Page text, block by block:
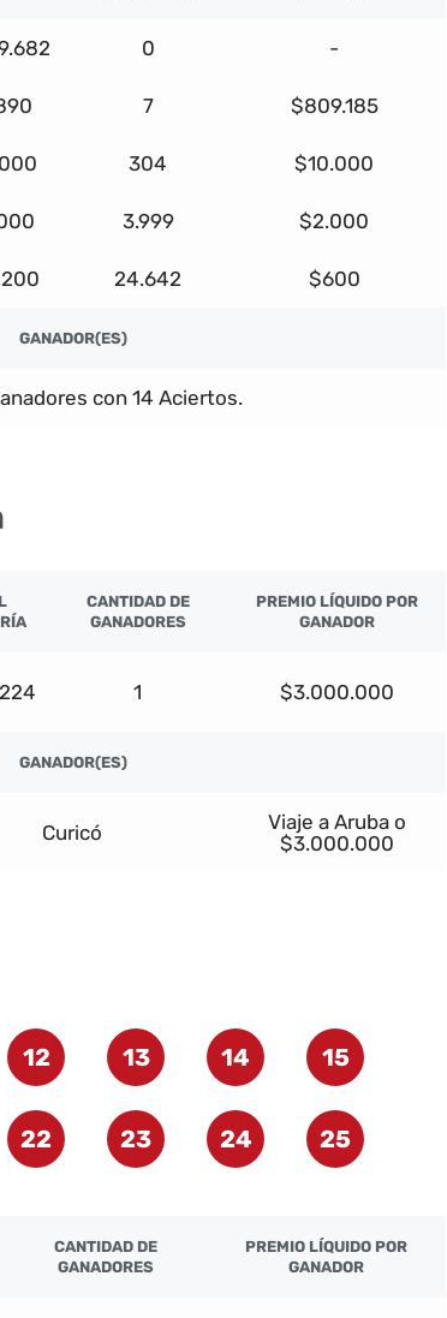
0 -
7 $809.185
304 $10.000
3.999 $2.000
24.642 $600
GANADOR(ES)
con 14 Aciertos.
CANTIDAD DE
GANADORES
PREMIO LÍQUIDO POR
GANADOR
1 $3.000.000
GANADOR(ES)
Curicó
Viaje a Aruba o
$3.000.000
12 13 14 15
22 23 24 25
CANTIDAD DE
GANADORES
PREMIO LÍQUIDO POR
GANADOR